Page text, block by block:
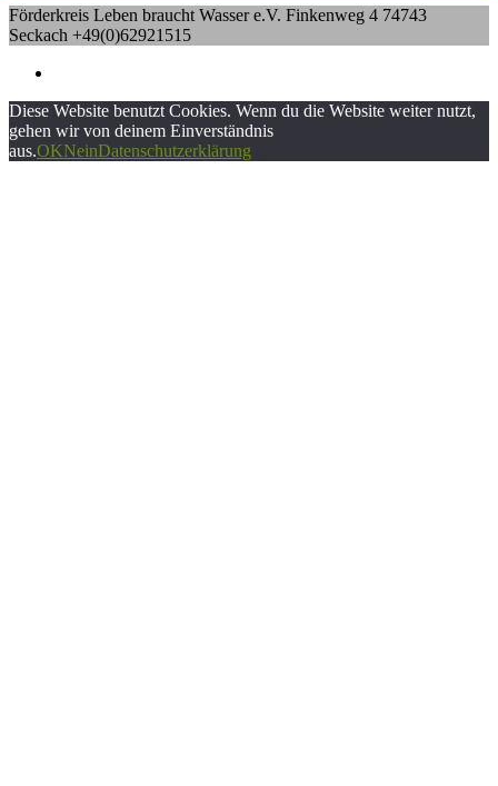
Förderkreis Leben braucht Wasser e.V. Finkenweg 4 74743
Seckach +49(0)62921515
Diese Website benutzt Cookies. Wenn du die Website weiter nutzt,
gehen wir von deinem Einverständnis
aus.OKNeinDatenschutzerklärung